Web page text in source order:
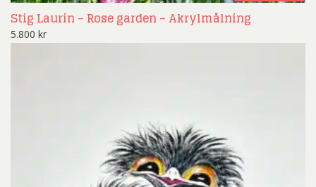
Stig Laurin – Rose garden – Akrylmålning
5.800 kr